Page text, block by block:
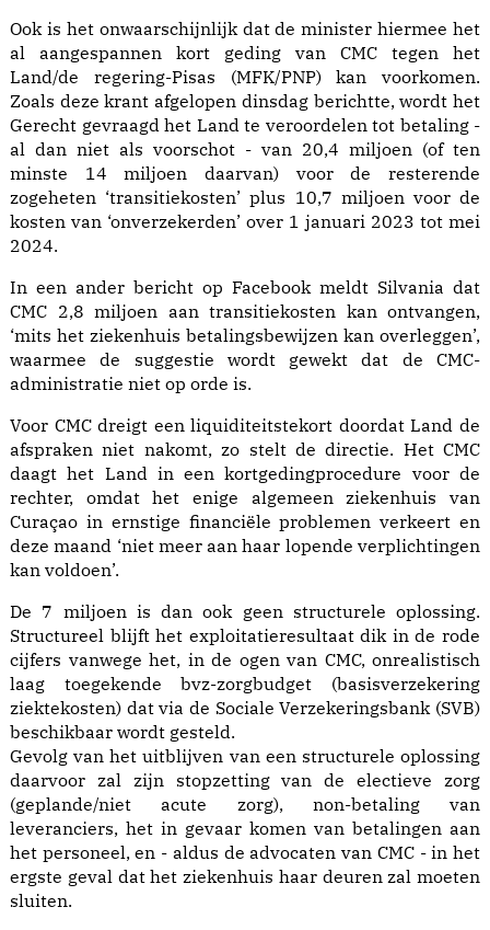
Ook is het onwaarschijnlijk dat de minister hiermee het
al aangespannen kort geding van CMC tegen het
Land/de regering-Pisas (MFK/PNP) kan voorkomen.
Zoals deze krant afgelopen dinsdag berichtte, wordt het
Gerecht gevraagd het Land te veroordelen tot betaling -
al dan niet als voorschot - van 20,4 miljoen (of ten
minste 14 miljoen daarvan) voor de resterende
zogeheten ‘transitiekosten’ plus 10,7 miljoen voor de
kosten van ‘onverzekerden’ over 1 januari 2023 tot mei
2024.
In een ander bericht op Facebook meldt Silvania dat
CMC 2,8 miljoen aan transitiekosten kan ontvangen,
‘mits het ziekenhuis betalingsbewijzen kan overleggen’,
waarmee de suggestie wordt gewekt dat de CMC-
administratie niet op orde is.
Voor CMC dreigt een liquiditeitstekort doordat Land de
afspraken niet nakomt, zo stelt de directie. Het CMC
daagt het Land in een kortgedingprocedure voor de
rechter, omdat het enige algemeen ziekenhuis van
Curaçao in ernstige financiële problemen verkeert en
deze maand ‘niet meer aan haar lopende verplichtingen
kan voldoen’.
De 7 miljoen is dan ook geen structurele oplossing.
Structureel blijft het exploitatieresultaat dik in de rode
cijfers vanwege het, in de ogen van CMC, onrealistisch
laag toegekende bvz-zorgbudget (basisverzekering
ziektekosten) dat via de Sociale Verzekeringsbank (SVB)
beschikbaar wordt gesteld.
Gevolg van het uitblijven van een structurele oplossing
daarvoor zal zijn stopzetting van de electieve zorg
(geplande/niet acute zorg), non-betaling van
leveranciers, het in gevaar komen van betalingen aan
het personeel, en - aldus de advocaten van CMC - in het
ergste geval dat het ziekenhuis haar deuren zal moeten
sluiten.